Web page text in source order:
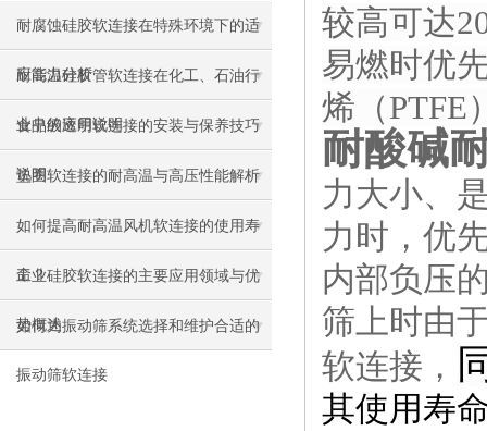
耐腐蚀硅胶软连接在特殊环境下的适
应能力分析
耐高温硅胶管软连接在化工、石油行
业中的应用说明
食品级透明软连接的安装与保养技巧
说明
垫圈软连接的耐高温与高压性能解析
如何提高耐高温风机软连接的使用寿
命？
工业硅胶软连接的主要应用领域与优
势概述
如何为振动筛系统选择和维护合适的
振动筛软连接
较高可达
易燃时优
烯（PTFE
耐酸碱
力大小、
力时，优
内部负压
筛上时由
软连接，
其使用寿